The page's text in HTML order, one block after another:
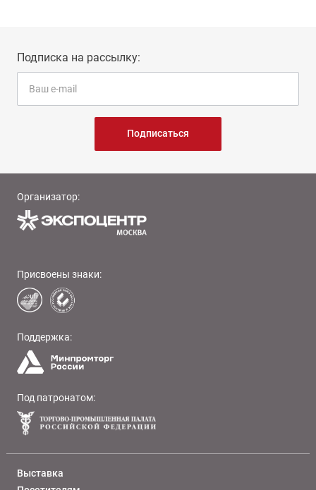
Подписка на рассылку:
Подписаться
Организатор:
Присвоены знаки:
Поддержка:
Под патронатом:
Выставка